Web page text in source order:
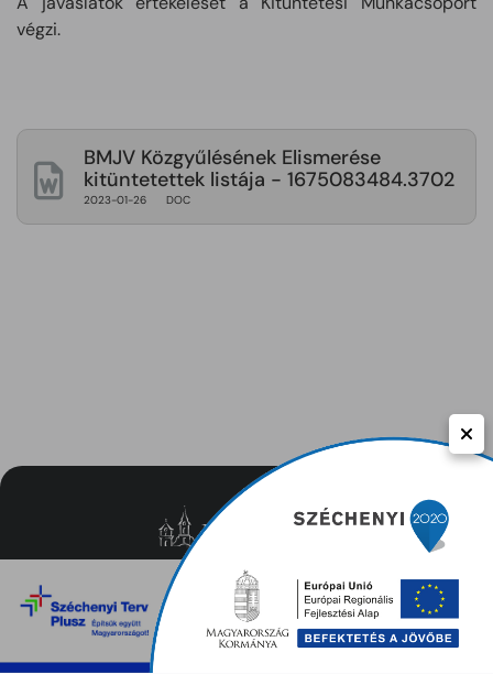
végzi.
BMJV Közgyűlésének Elismerése
kitüntetettek listája - 1675083484.3702
2023-01-26 DOC
Közérdekű adatok
Adatvédelem